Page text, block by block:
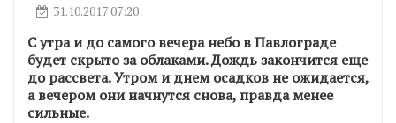
31.10.2017 07:20
С утра и до самого вечера небо в Павлограде
будет скрыто за облаками. Дождь закончится еще
до рассвета. Утром и днем осадков не ожидается,
а вечером они начнутся снова, правда менее
сильные.